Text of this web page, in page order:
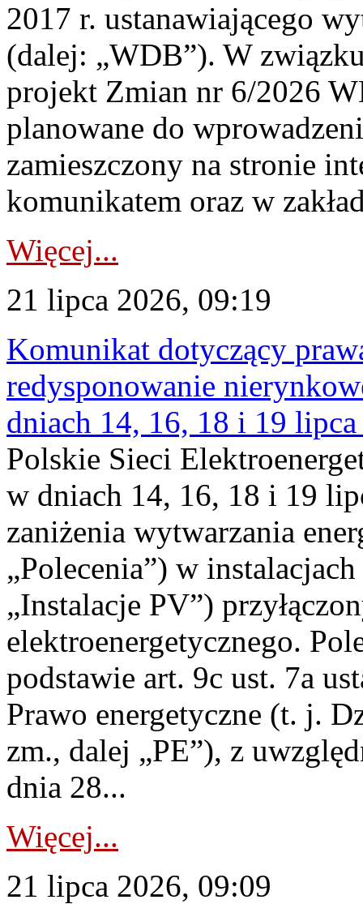
2017 r. ustanawiającego
(dalej: „WDB”). W
projekt Zmian nr 6/2026
planowane do
zamieszczony na stronie
komunikatem oraz w
Więcej...
21 lipca 2026, 09:19
Komunikat dotyczący
redysponowanie
dniach 14, 16, 18 i 19
Polskie Sieci
w dniach 14, 16, 18 i 19
zaniżenia wytwarzania
„Polecenia”) w
„Instalacje PV”)
elektroenergetycznego.
podstawie art. 9c ust. 7a
Prawo energetyczne (t. j.
zm., dalej „PE”), z
dnia 28...
Więcej...
21 lipca 2026, 09:09